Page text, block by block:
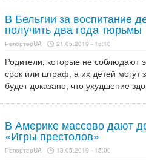
В Бельгии за воспитание
получить два года тюрьмы
РепортерUA 21.05.2019 - 15:10
Родители, которые не соблюдают
срок или штраф, а их детей могут
будет доказано, что ухудшение
В Америке массово дают
«Игры престолов»
РепортерUA 13.05.2019 - 15:00